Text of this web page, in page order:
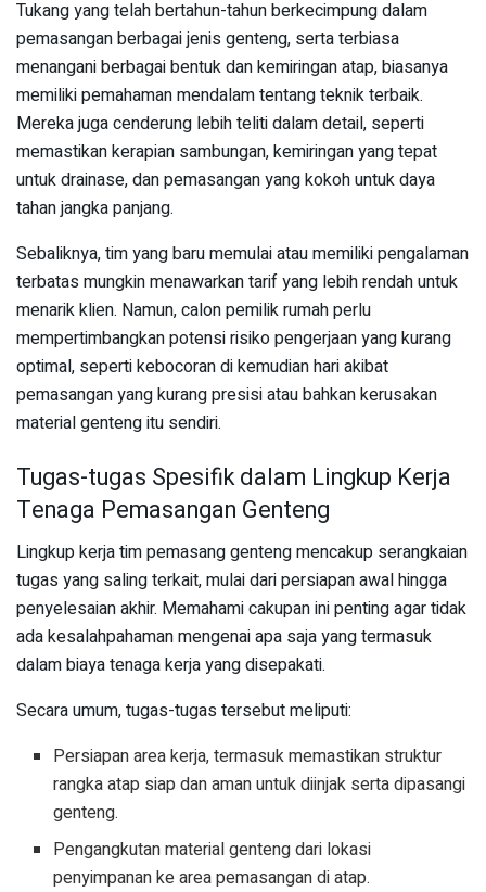
Tukang yang telah bertahun-tahun berkecimpung dalam
pemasangan berbagai jenis genteng, serta terbiasa
menangani berbagai bentuk dan kemiringan atap, biasanya
memiliki pemahaman mendalam tentang teknik terbaik.
Mereka juga cenderung lebih teliti dalam detail, seperti
memastikan kerapian sambungan, kemiringan yang tepat
untuk drainase, dan pemasangan yang kokoh untuk daya
tahan jangka panjang.
Sebaliknya, tim yang baru memulai atau memiliki pengalaman
terbatas mungkin menawarkan tarif yang lebih rendah untuk
menarik klien. Namun, calon pemilik rumah perlu
mempertimbangkan potensi risiko pengerjaan yang kurang
optimal, seperti kebocoran di kemudian hari akibat
pemasangan yang kurang presisi atau bahkan kerusakan
material genteng itu sendiri.
Tugas-tugas Spesifik dalam Lingkup Kerja
Tenaga Pemasangan Genteng
Lingkup kerja tim pemasang genteng mencakup serangkaian
tugas yang saling terkait, mulai dari persiapan awal hingga
penyelesaian akhir. Memahami cakupan ini penting agar tidak
ada kesalahpahaman mengenai apa saja yang termasuk
dalam biaya tenaga kerja yang disepakati.
Secara umum, tugas-tugas tersebut meliputi:
Persiapan area kerja, termasuk memastikan struktur
rangka atap siap dan aman untuk diinjak serta dipasangi
genteng.
Pengangkutan material genteng dari lokasi
penyimpanan ke area pemasangan di atap.